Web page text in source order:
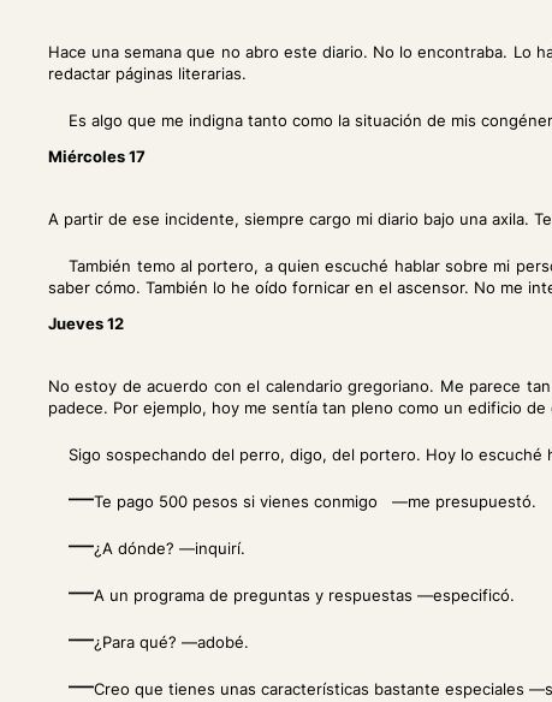
Hace una semana que no abro este diario. No lo encontraba. Lo
redactar páginas literarias.
Es algo que me indigna tanto como la situación de mis
Miércoles 17
A partir de ese incidente, siempre cargo mi diario bajo una axila.
También temo al portero, a quien escuché hablar sobre mi
saber cómo. También lo he oído fornicar en el ascensor. No me
Jueves 12
No estoy de acuerdo con el calendario gregoriano. Me parece
padece. Por ejemplo, hoy me sentía tan pleno como un edificio de
Sigo sospechando del perro, digo, del portero. Hoy lo
—Te pago 500 pesos si vienes conmigo —me presupuestó.
—¿A dónde? —inquirí.
—A un programa de preguntas y respuestas —especificó.
—¿Para qué? —adobé.
—Creo que tienes unas características bastante especiales